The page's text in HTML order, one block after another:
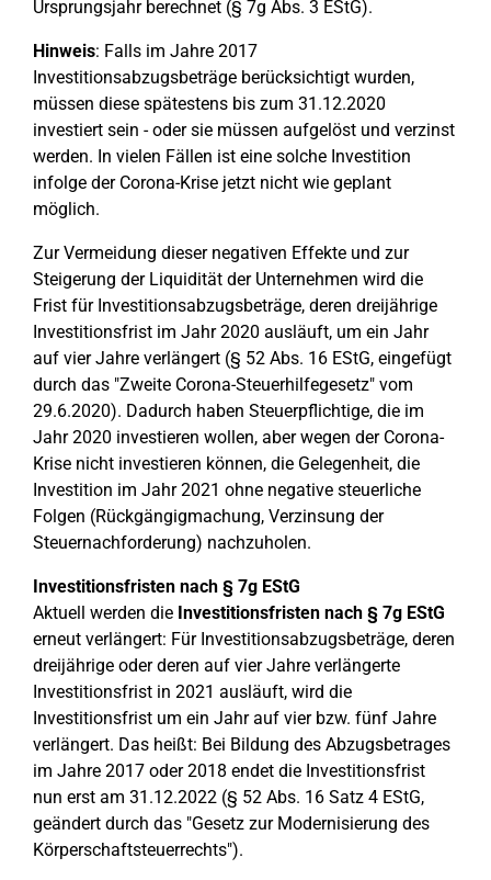
Ursprungsjahr berechnet (§ 7g Abs. 3 EStG).
Hinweis: Falls im Jahre 2017
Investitionsabzugsbeträge berücksichtigt wurden,
müssen diese spätestens bis zum 31.12.2020
investiert sein - oder sie müssen aufgelöst und verzinst
werden. In vielen Fällen ist eine solche Investition
infolge der Corona-Krise jetzt nicht wie geplant
möglich.
Zur Vermeidung dieser negativen Effekte und zur
Steigerung der Liquidität der Unternehmen wird die
Frist für Investitionsabzugsbeträge, deren dreijährige
Investitionsfrist im Jahr 2020 ausläuft, um ein Jahr
auf vier Jahre verlängert (§ 52 Abs. 16 EStG, eingefügt
durch das "Zweite Corona-Steuerhilfegesetz" vom
29.6.2020). Dadurch haben Steuerpflichtige, die im
Jahr 2020 investieren wollen, aber wegen der Corona-
Krise nicht investieren können, die Gelegenheit, die
Investition im Jahr 2021 ohne negative steuerliche
Folgen (Rückgängigmachung, Verzinsung der
Steuernachforderung) nachzuholen.
Investitionsfristen nach § 7g EStG
Aktuell werden die Investitionsfristen nach § 7g EStG
erneut verlängert: Für Investitionsabzugsbeträge, deren
dreijährige oder deren auf vier Jahre verlängerte
Investitionsfrist in 2021 ausläuft, wird die
Investitionsfrist um ein Jahr auf vier bzw. fünf Jahre
verlängert. Das heißt: Bei Bildung des Abzugsbetrages
im Jahre 2017 oder 2018 endet die Investitionsfrist
nun erst am 31.12.2022 (§ 52 Abs. 16 Satz 4 EStG,
geändert durch das "Gesetz zur Modernisierung des
Körperschaftsteuerrechts").